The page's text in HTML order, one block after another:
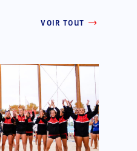
VOIR TOUT